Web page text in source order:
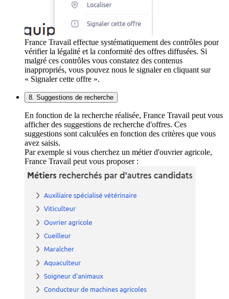
France Travail effectue systématiquement des contrôles pour
vérifier la légalité et la conformité des offres diffusées. Si
malgré ces contrôles vous constatez des contenus
inappropriés, vous pouvez nous le signaler en cliquant sur
« Signaler cette offre ».
8. Suggestions de recherche
En fonction de la recherche réalisée, France Travail peut vous
afficher des suggestions de recherche d'offres. Ces
suggestions sont calculées en fonction des critères que vous
avez saisis.
Par exemple si vous cherchez un métier d'ouvrier agricole,
France Travail peut vous proposer :